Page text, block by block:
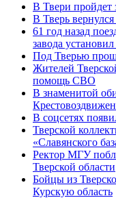
В Твери пройдет
В Тверь
61 год назад
завода
Под Тверью
Жителей
помощь СВО
В знаменитой
В соцсетях
Тверской
«Славянского
Ректор МГУ
Тверской области
Бойцы из
Курскую область